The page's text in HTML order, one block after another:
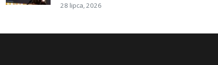
28 lipca, 2026